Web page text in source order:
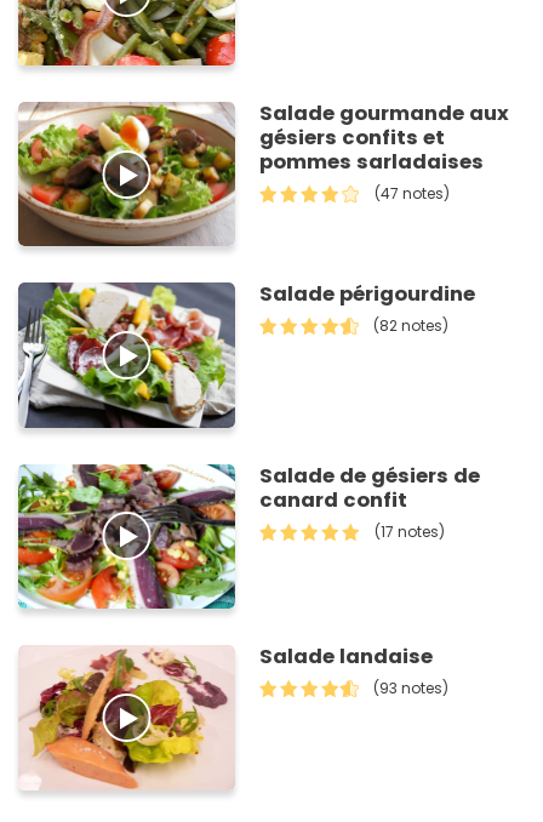
Salade gourmande aux
gésiers confits et
pommes sarladaises
(47 notes)
Salade périgourdine
(82 notes)
Salade de gésiers de
canard confit
(17 notes)
Salade landaise
(93 notes)